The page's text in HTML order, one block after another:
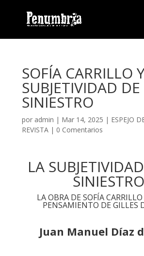
SOFÍA CARRILLO
SUBJETIVIDAD
SINIESTRO
por admin | Mar 14, 2025 | ESPEJO
REVISTA| 0 Comentarios
LA
SINIESTRO
LA OBRA DE SOFÍA
PENSAMIENTO DE GILLES
Juan Manuel Díaz